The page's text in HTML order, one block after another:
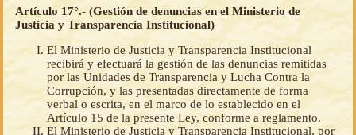
Artículo 17°.- (Gestión de denuncias en el Ministerio de
Justicia y Transparencia Institucional)
El Ministerio de Justicia y Transparencia Institucional
recibirá y efectuará la gestión de las denuncias remitidas
por las Unidades de Transparencia y Lucha Contra la
Corrupción, y las presentadas directamente de forma
verbal o escrita, en el marco de lo establecido en el
Artículo 15 de la presente Ley, conforme a reglamento.
El Ministerio de Justicia y Transparencia Institucional, por